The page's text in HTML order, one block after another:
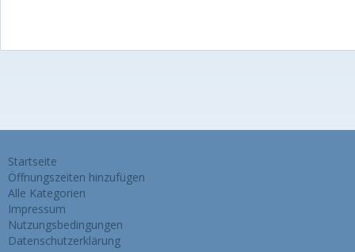
Startseite
Öffnungszeiten hinzufügen
Alle Kategorien
Impressum
Nutzungsbedingungen
Datenschutzerklärung